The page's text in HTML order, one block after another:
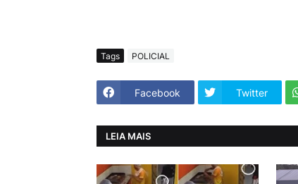
Tags POLICIAL
Facebook Twitter
LEIA MAIS